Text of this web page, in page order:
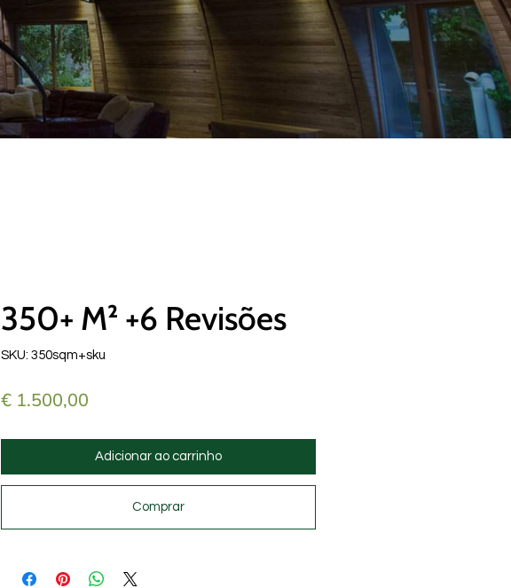
350+ M² +6 Revisões
SKU: 350sqm+sku
€ 1.500,00Preço
Adicionar ao carrinho
Comprar